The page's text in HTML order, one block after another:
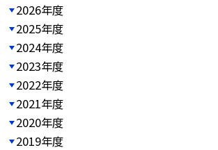
2026年度
2025年度
2024年度
2023年度
2022年度
2021年度
2020年度
2019年度